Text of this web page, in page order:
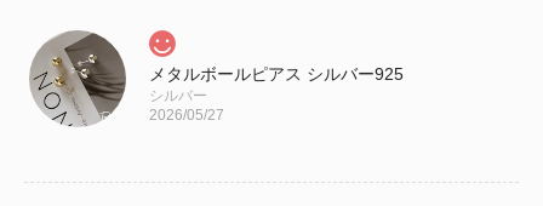
メタルボールピアス シルバー925
シルバー
2026/05/27